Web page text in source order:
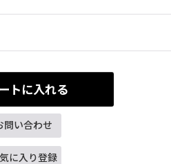
トに入れる
問い合わせ
に入り登録